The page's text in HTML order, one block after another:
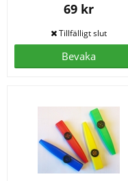
69 kr
Bevaka